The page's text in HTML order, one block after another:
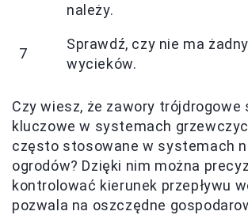
należy.
7
Sprawdź, czy nie ma
wycieków.
Czy wiesz, że zawory trójdrogowe
kluczowe w systemach
często stosowane w systemach
ogrodów? Dzięki nim można
kontrolować kierunek przepływu
pozwala na oszczędne